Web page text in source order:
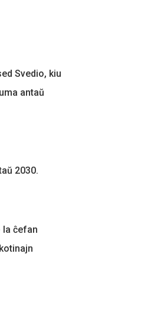
Svedio, kiu
antaŭ
2030.
la ĉefan